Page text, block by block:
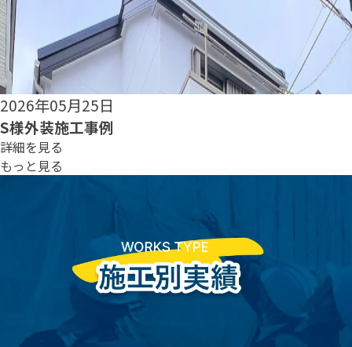
2026年05月22日
O様外装施工事例
詳細を見る
もっと見る